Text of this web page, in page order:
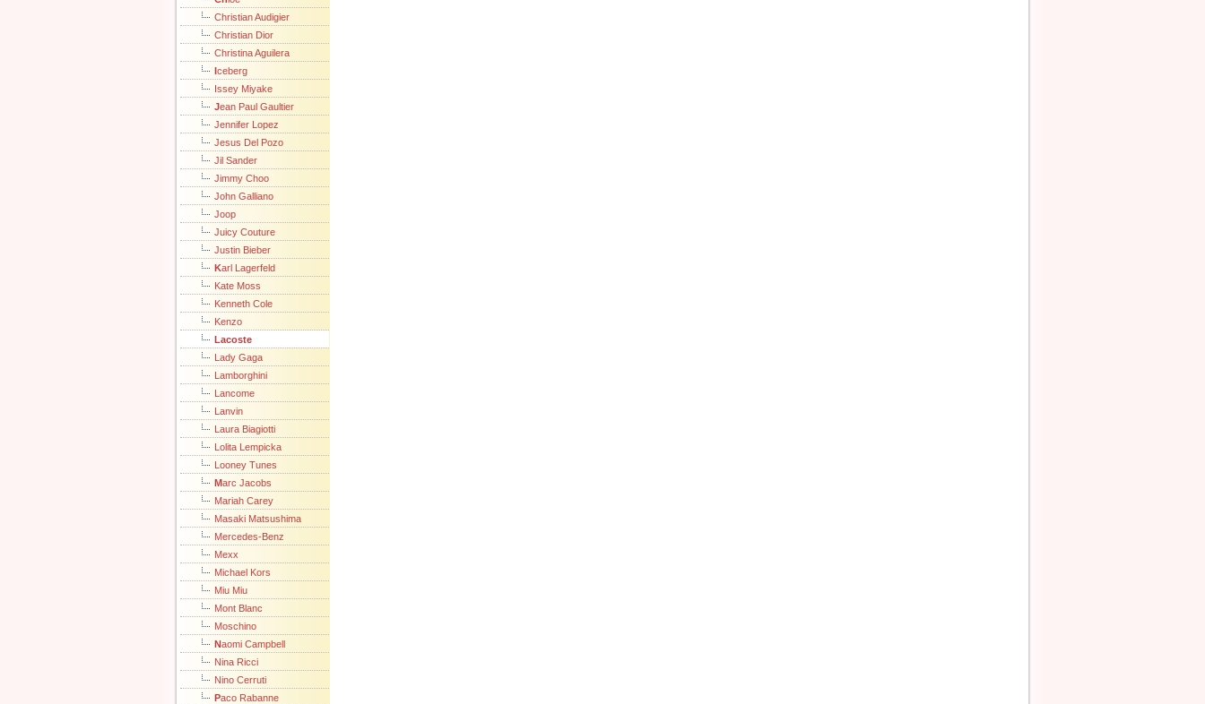
Christian Audigier
Christian Dior
Christina Aguilera
Iceberg
Issey Miyake
Jean Paul Gaultier
Jennifer Lopez
Jesus Del Pozo
Jil Sander
Jimmy Choo
John Galliano
Joop
Juicy Couture
Justin Bieber
Karl Lagerfeld
Kate Moss
Kenneth Cole
Kenzo
Lacoste
Lady Gaga
Lamborghini
Lancome
Lanvin
Laura Biagiotti
Lolita Lempicka
Looney Tunes
Marc Jacobs
Mariah Carey
Masaki Matsushima
Mercedes-Benz
Mexx
Michael Kors
Miu Miu
Mont Blanc
Moschino
Naomi Campbell
Nina Ricci
Nino Cerruti
Paco Rabanne